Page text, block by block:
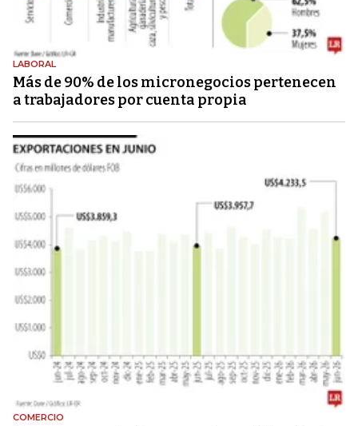
LABORAL
Más de 90% de los micronegocios pertenecen
a trabajadores por cuenta propia
COMERCIO